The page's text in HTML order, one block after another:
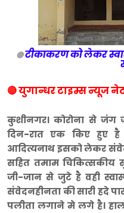
🔴टीकाकरण को लेकर
🔴 युगान्धर टाइम्स न्यूज
कुशीनगर। कोरोना से जंग
दिन-रात एक किए हुए
आदित्यनाथ इसको लेकर
सहित तमाम
जी-जान से जुटे है वही
संवेदनहीनता की सारी हदे
पलीता लगाने मे लगे है।